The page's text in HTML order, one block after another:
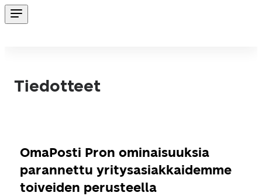
Tiedotteet
OmaPosti Pron ominaisuuksia
parannettu yritysasiakkaidemme
toiveiden perusteella